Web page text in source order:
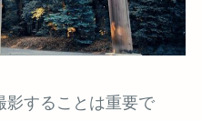
影することは重要で